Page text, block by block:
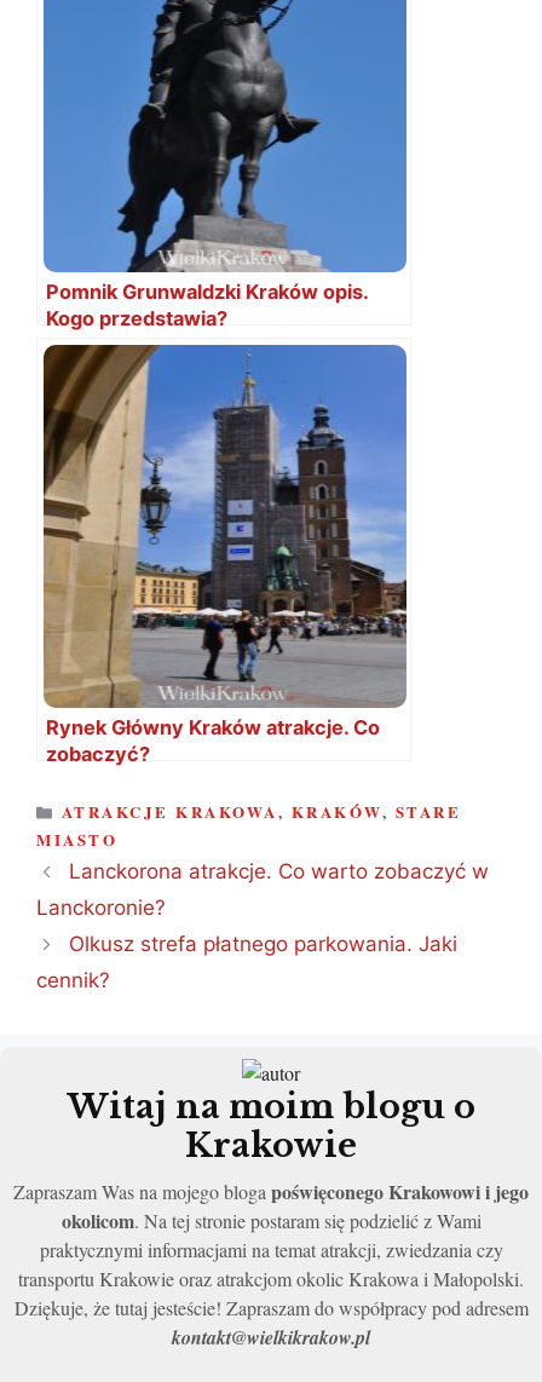
Pomnik Grunwaldzki Kraków opis.
Kogo przedstawia?
Rynek Główny Kraków atrakcje. Co
zobaczyć?
KATEGORIE
ATRAKCJE KRAKOWA, KRAKÓW, STARE
MIASTO
Lanckorona atrakcje. Co warto zobaczyć w
Lanckoronie?
Olkusz strefa płatnego parkowania. Jaki
cennik?
Witaj na moim blogu o
Krakowie
Zapraszam Was na mojego blogapoświęconego Krakowowi i jego
okolicom. Na tej stronie postaram się podzielić z Wami
praktycznymi informacjami na temat atrakcji, zwiedzania czy
transportu Krakowie oraz atrakcjom okolic Krakowa i Małopolski.
Dziękuje, że tutaj jesteście! Zapraszam do współpracy pod adresem
kontakt@wielkikrakow.pl